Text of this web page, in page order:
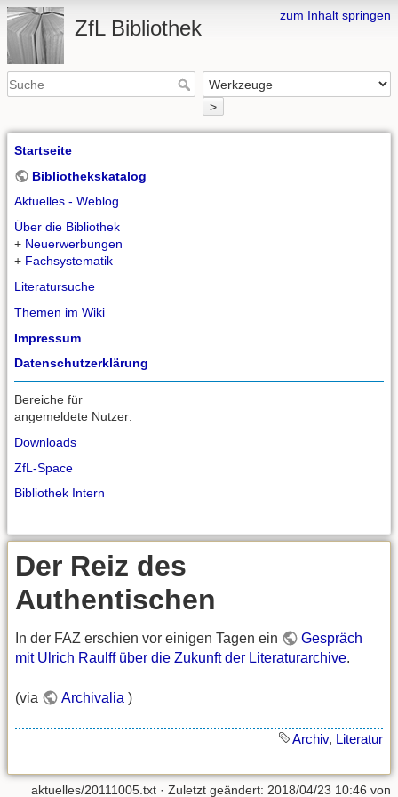
zum Inhalt springen
ZfL Bibliothek
>
Startseite
Bibliothekskatalog
Aktuelles - Weblog
Über die Bibliothek
+ Neuerwerbungen
+ Fachsystematik
Literatursuche
Themen im Wiki
Impressum
Datenschutzerklärung
Bereiche für
angemeldete Nutzer:
Downloads
ZfL-Space
Bibliothek Intern
Der Reiz des
Authentischen
In der FAZ erschien vor einigen Tagen ein
Gespräch
mit Ulrich Raulff über die Zukunft der Literaturarchive.
(via Archivalia )
Archiv, Literatur
aktuelles/20111005.txt · Zuletzt geändert: 2018/04/23 10:46 von